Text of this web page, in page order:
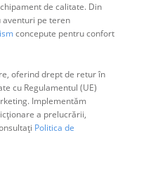
de calitate. Din
aventuri pe teren
concepute pentru confort
oferind drept de retur în
cu Regulamentul (UE)
Implementăm
a prelucrării,
Politica de